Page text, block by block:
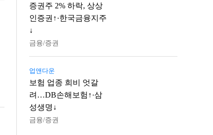
증권주 2% 하락, 상상
인증권↑·한국금융지주
↓
금융/증권
업앤다운
보험 업종 희비 엇갈
려…DB손해보험↑·삼
성생명↓
금융/증권